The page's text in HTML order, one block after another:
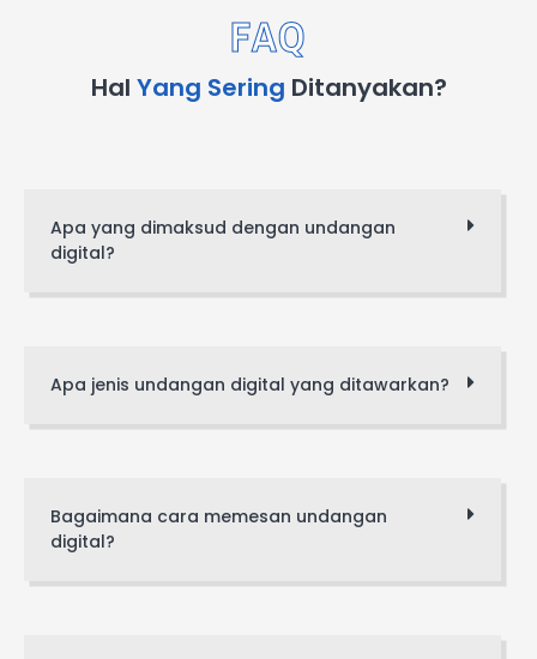
FAQ
Hal Yang Sering Ditanyakan?
Apa yang dimaksud dengan undangan
digital?
Apa jenis undangan digital yang ditawarkan?
Bagaimana cara memesan undangan
digital?